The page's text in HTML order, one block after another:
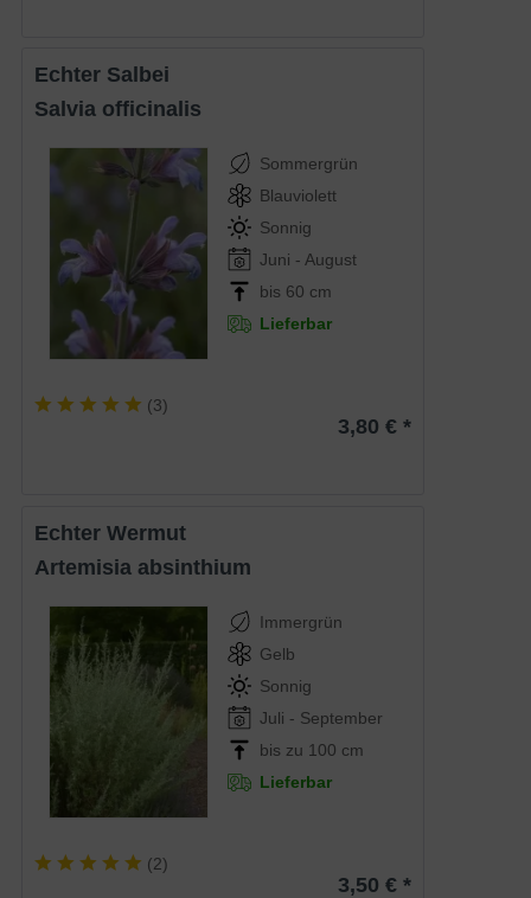
Echter Salbei
Salvia officinalis
Sommergrün
Blauviolett
Sonnig
Juni - August
bis 60 cm
Lieferbar
(3)
3,80 € *
Echter Wermut
Artemisia absinthium
Immergrün
Gelb
Sonnig
Juli - September
bis zu 100 cm
Lieferbar
(2)
3,50 € *